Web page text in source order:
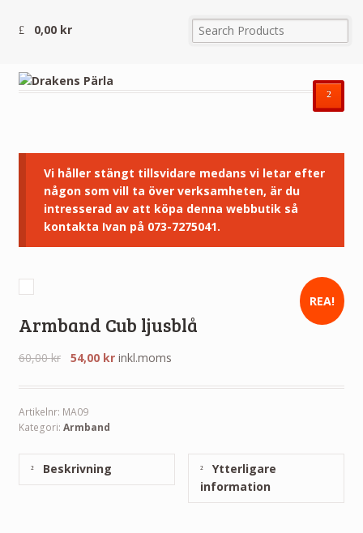
0,00 kr
²
Vi håller stängt tillsvidare medans vi letar efter
någon som vill ta över verksamheten, är du
intresserad av att köpa denna webbutik så
kontakta Ivan på 073-7275041.
REA!
Armband Cub ljusblå
60,00kr 54,00 kr inkl.moms
Artikelnr: MA09
Kategori: Armband
Beskrivning
Ytterligare
information